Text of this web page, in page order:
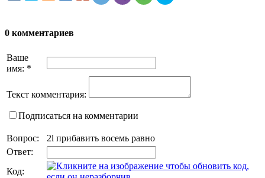
0 комментариев
Ваше
имя: *
Текст комментария:
Подписаться на комментарии
Вопрос:
2l прибавить восемь равно
Ответ:
Код: